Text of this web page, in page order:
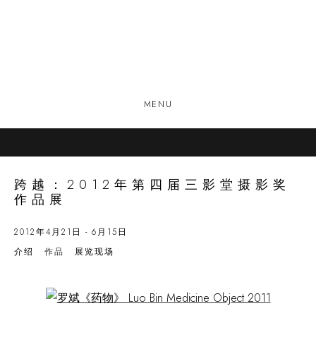
MENU
跨越：2012年第四届三影堂摄影奖
作品展
2012年4月21日 - 6月15日
介绍
作品 展览现场
Open a larger version of the following image in a popup: